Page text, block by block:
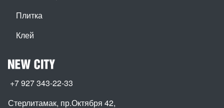
Плитка
Клей
+7 927 343-22-33
Стерлитамак, пр.Октября 42,